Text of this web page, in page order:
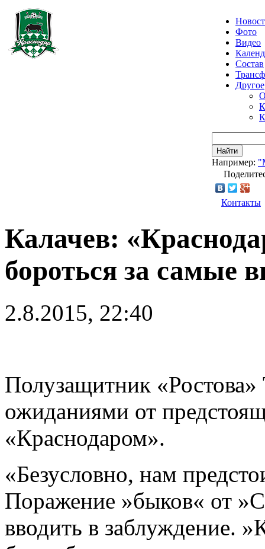
Фото
Видео
Состав
Другое
Найти
Например:
Контакты
Калачев:
бороться за самые
2.8.2015, 22:40
Полузащитник
ожиданиями от
«Краснодаром».
«Безусловно, нам
Поражение »быков« от
вводить в заблуждение.